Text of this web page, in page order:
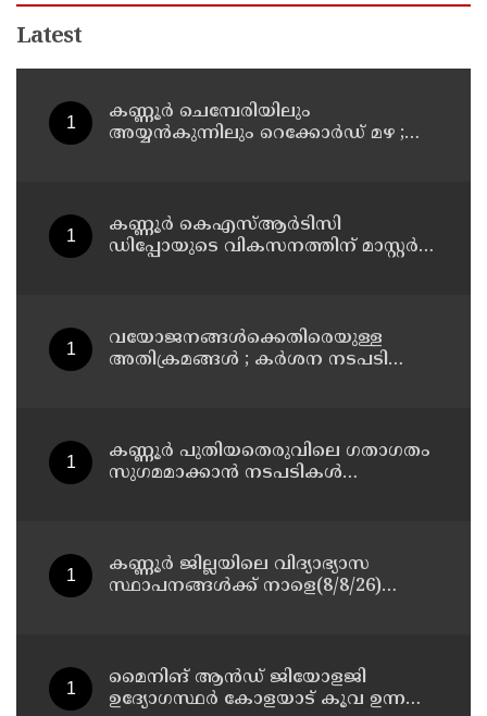
Latest
കണ്ണൂർ ചെമ്പേരിയിലും
അയ്യൻകുന്നിലും റെക്കോർഡ് മഴ ;
കണ്ണൂർ കെഎസ്ആർടിസി
ഡിപ്പോയുടെ വികസനത്തിന് മാസ്റ്റർ
വയോജനങ്ങൾക്കെതിരെയുള്ള
അതിക്രമങ്ങൾ ; കർശന നടപടി
കണ്ണൂർ പുതിയതെരുവിലെ ഗതാഗതം
സുഗമമാക്കാന്‍ നടപടികള്‍
കണ്ണൂർ ജില്ലയിലെ വിദ്യാഭ്യാസ
സ്ഥാപനങ്ങള്‍ക്ക് നാളെ(8/8/26)
മൈനിങ് ആൻഡ്​ ജിയോളജി
ഉദ്യോഗസ്ഥർ കോളയാട് കൂവ ഉന്നതി